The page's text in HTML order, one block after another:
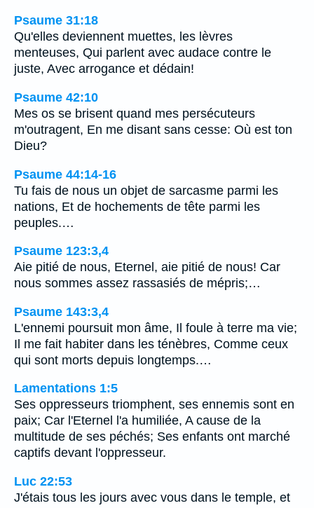
Psaume 31:18
Qu'elles deviennent muettes, les lèvres
menteuses, Qui parlent avec audace contre le
juste, Avec arrogance et dédain!
Psaume 42:10
Mes os se brisent quand mes persécuteurs
m'outragent, En me disant sans cesse: Où est ton
Dieu?
Psaume 44:14-16
Tu fais de nous un objet de sarcasme parmi les
nations, Et de hochements de tête parmi les
peuples.…
Psaume 123:3,4
Aie pitié de nous, Eternel, aie pitié de nous! Car
nous sommes assez rassasiés de mépris;…
Psaume 143:3,4
L'ennemi poursuit mon âme, Il foule à terre ma vie;
Il me fait habiter dans les ténèbres, Comme ceux
qui sont morts depuis longtemps.…
Lamentations 1:5
Ses oppresseurs triomphent, ses ennemis sont en
paix; Car l'Eternel l'a humiliée, A cause de la
multitude de ses péchés; Ses enfants ont marché
captifs devant l'oppresseur.
Luc 22:53
J'étais tous les jours avec vous dans le temple, et